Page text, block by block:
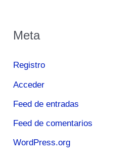
Meta
Registro
Acceder
Feed de entradas
Feed de comentarios
WordPress.org